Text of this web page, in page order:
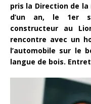
pris la Direction de
d’un an, le 1er
constructeur au
rencontre avec un
l’automobile sur le
langue de bois.